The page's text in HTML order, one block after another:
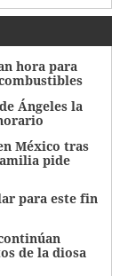
hora para
Ángeles la
México tras
pide
para este fin
de la diosa